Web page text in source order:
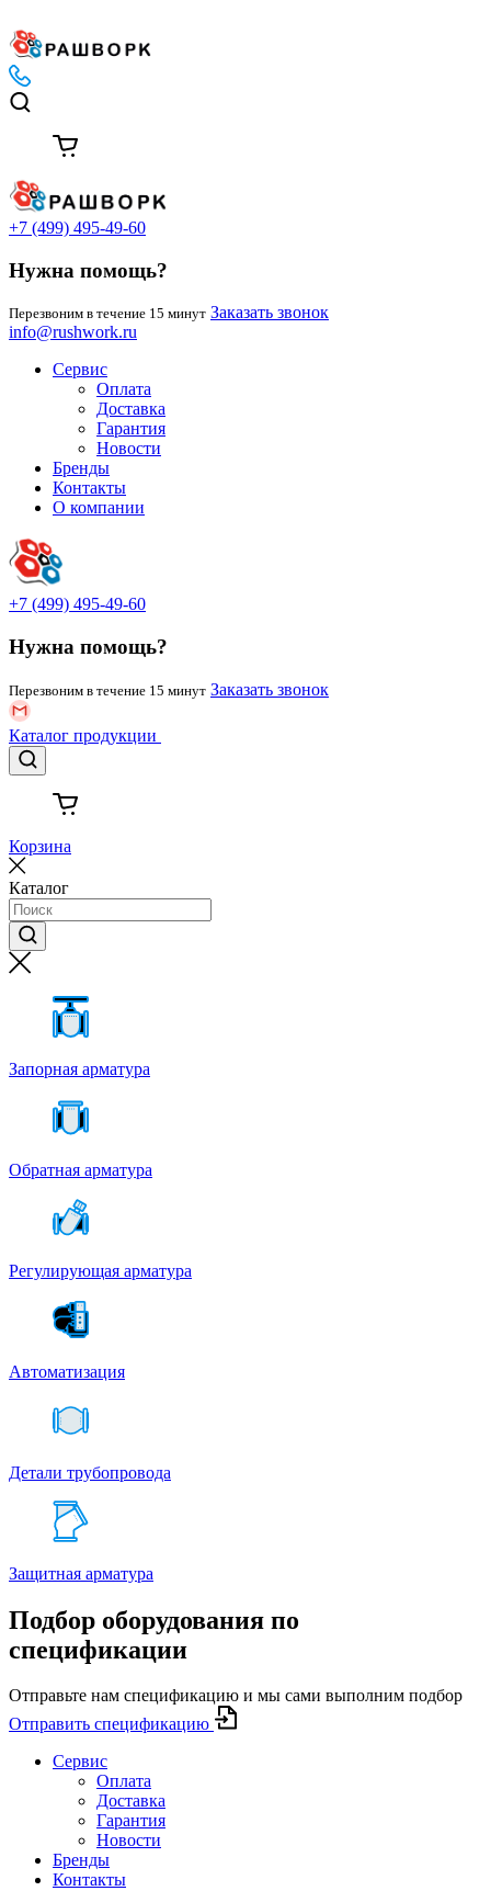
+7 (499) 495-49-60
Нужна помощь?
Перезвоним в течение 15 минут Заказать звонок
info@rushwork.ru
Сервис
Оплата
Доставка
Гарантия
Новости
Бренды
Контакты
О компании
+7 (499) 495-49-60
Нужна помощь?
Перезвоним в течение 15 минут Заказать звонок
Каталог продукции
Корзина
Каталог
Запорная арматура
Обратная арматура
Регулирующая арматура
Автоматизация
Детали трубопровода
Защитная арматура
Подбор оборудования по
спецификации
Отправьте нам спецификацию и мы сами выполним подбор
Отправить спецификацию
Сервис
Оплата
Доставка
Гарантия
Новости
Бренды
Контакты